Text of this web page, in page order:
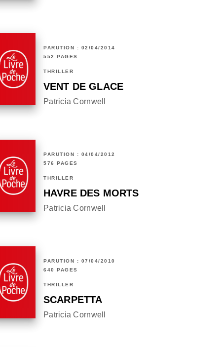
PARUTION : 02/04/2014
552 PAGES
THRILLER
VENT DE GLACE
Patricia Cornwell
PARUTION : 04/04/2012
576 PAGES
THRILLER
HAVRE DES MORTS
Patricia Cornwell
PARUTION : 07/04/2010
640 PAGES
THRILLER
SCARPETTA
Patricia Cornwell